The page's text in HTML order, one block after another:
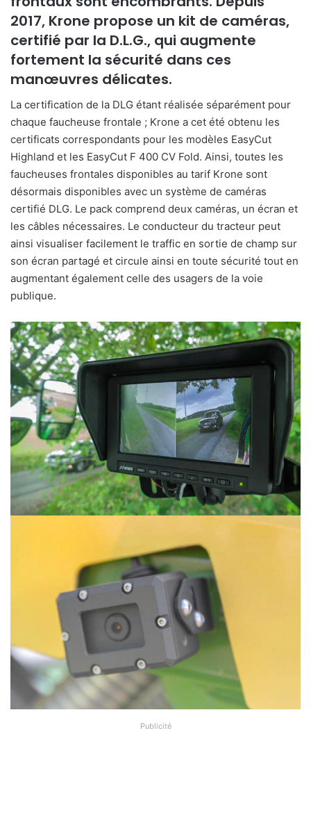
2017, Krone propose un kit de caméras,
certifié par la D.L.G., qui augmente
fortement la sécurité dans ces
manœuvres délicates.
La certification de la DLG étant réalisée séparément pour
chaque faucheuse frontale ; Krone a cet été obtenu les
certificats correspondants pour les modèles EasyCut
Highland et les EasyCut F 400 CV Fold. Ainsi, toutes les
faucheuses frontales disponibles au tarif Krone sont
désormais disponibles avec un système de caméras
certifié DLG. Le pack comprend deux caméras, un écran et
les câbles nécessaires. Le conducteur du tracteur peut
ainsi visualiser facilement le traffic en sortie de champ sur
son écran partagé et circule ainsi en toute sécurité tout en
augmentant également celle des usagers de la voie
publique.
Publicité